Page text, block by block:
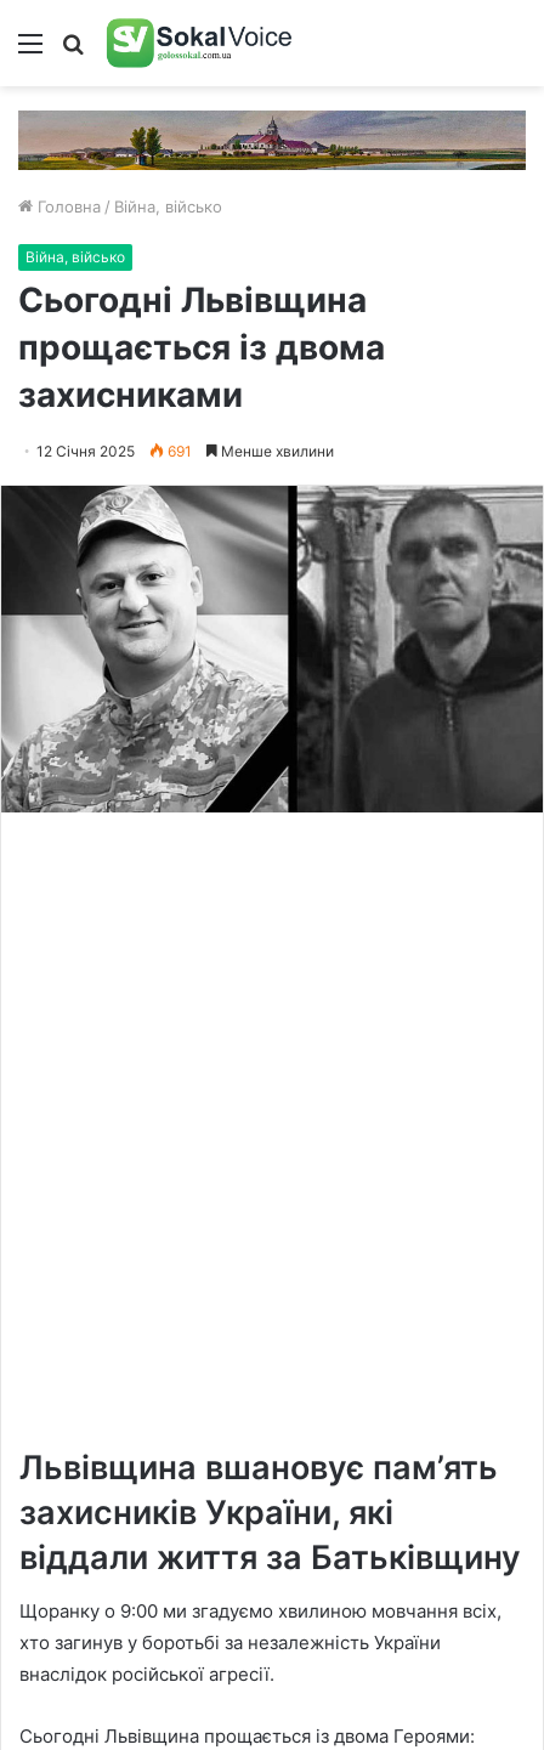
Меню Пошук
Головна / Війна, військо
Війна, військо
Сьогодні Львівщина
прощається із двома
захисниками
12 Січня 2025 691 Менше хвилини
Львівщина вшановує пам’ять
захисників України, які
віддали життя за Батьківщину
Щоранку о 9:00 ми згадуємо хвилиною мовчання всіх,
хто загинув у боротьбі за незалежність України
внаслідок російської агресії.
Сьогодні Львівщина прощається із двома Героями: